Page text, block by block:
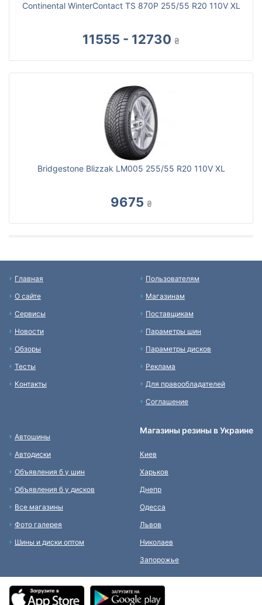
Continental WinterContact TS 870P 255/55 R20 110V XL
11555 - 12730 ₴
Bridgestone Blizzak LM005 255/55 R20 110V XL
9675 ₴
Главная
О сайте
Сервисы
Новости
Обзоры
Тесты
Контакты
Пользователям
Магазинам
Поставщикам
Параметры шин
Параметры дисков
Реклама
Для правообладателей
Соглашение
Автошины
Автодиски
Объявления б у шин
Объявления б у дисков
Все магазины
Фото галерея
Шины и диски оптом
Магазины резины в Украине
Киев
Харьков
Днепр
Одесса
Львов
Николаев
Запорожье